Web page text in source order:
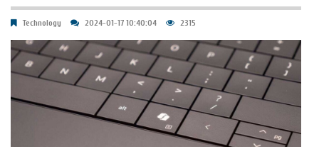
Technology 2024-01-17 10:40:04 2315